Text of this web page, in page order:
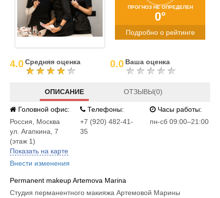
ПРОГНОЗ НЕ ОПРЕДЕЛЕН
0°
Подробно о рейтинге
4.0Средняя оценка 0.0 Ваша оценка
ОПИСАНИЕ ОТЗЫВЫ(0)
Головной офис:
Россия
Москва
ул. Агапкина, 7
(этаж 1)
Показать на карте
Внести изменения
Телефоны:
+7 (920) 482-41-
35
Часы работы:
пн-сб 09:00–21:00
Permanent makeup Artemova Marina
Студия перманентного макияжа Артемовой Марины